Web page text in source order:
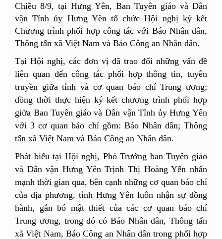
Chiều 8/9, tại Hưng Yên, Ban Tuyên giáo và Dân
vận Tỉnh ủy Hưng Yên tổ chức Hội nghị ký kết
Chương trình phối hợp công tác với Báo Nhân dân,
Thông tấn xã Việt Nam và Báo Công an Nhân dân.
Tại Hội nghị, các đơn vị đã trao đổi những vấn đề
liên quan đến công tác phối hợp thông tin, tuyên
truyền giữa tỉnh và cơ quan báo chí Trung ương;
đồng thời thực hiện ký kết chương trình phối hợp
giữa Ban Tuyên giáo và Dân vận Tỉnh ủy Hưng Yên
với 3 cơ quan báo chí gồm: Báo Nhân dân; Thông
tấn xã Việt Nam và Báo Công an Nhân dân.
Phát biểu tại Hội nghị, Phó Trưởng ban Tuyên giáo
và Dân vận Hưng Yên Trịnh Thị Hoàng Yến nhấn
mạnh thời gian qua, bên cạnh những cơ quan báo chí
của địa phương, tỉnh Hưng Yên luôn nhận sự đồng
hành, gắn bó mật thiết của các cơ quan báo chí
Trung ương, trong đó có Báo Nhân dân, Thông tấn
xã Việt Nam, Báo Công an Nhân dân trong phối hợp